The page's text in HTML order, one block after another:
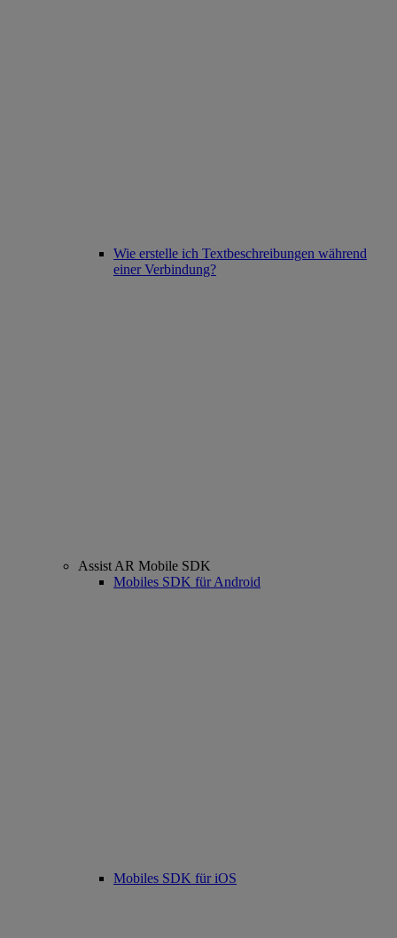
Wie erstelle ich Textbeschreibungen während
einer Verbindung?
Assist AR Mobile SDK
Mobiles SDK für Android
Mobiles SDK für iOS